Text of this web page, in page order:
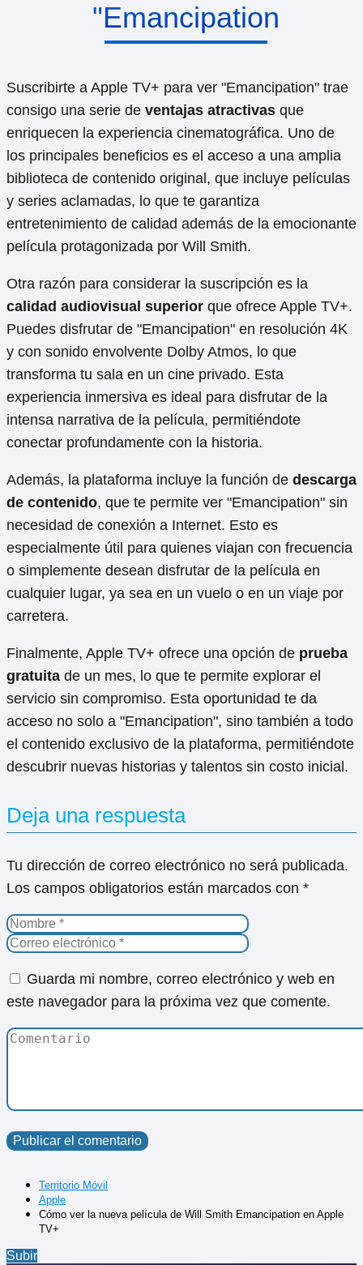
"Emancipation
Suscribirte a Apple TV+ para ver "Emancipation" trae
consigo una serie de ventajas atractivas que
enriquecen la experiencia cinematográfica. Uno de
los principales beneficios es el acceso a una amplia
biblioteca de contenido original, que incluye películas
y series aclamadas, lo que te garantiza
entretenimiento de calidad además de la emocionante
película protagonizada por Will Smith.
Otra razón para considerar la suscripción es la
calidad audiovisual superior que ofrece Apple TV+.
Puedes disfrutar de "Emancipation" en resolución 4K
y con sonido envolvente Dolby Atmos, lo que
transforma tu sala en un cine privado. Esta
experiencia inmersiva es ideal para disfrutar de la
intensa narrativa de la película, permitiéndote
conectar profundamente con la historia.
Además, la plataforma incluye la función de descarga
de contenido, que te permite ver "Emancipation" sin
necesidad de conexión a Internet. Esto es
especialmente útil para quienes viajan con frecuencia
o simplemente desean disfrutar de la película en
cualquier lugar, ya sea en un vuelo o en un viaje por
carretera.
Finalmente, Apple TV+ ofrece una opción de prueba
gratuita de un mes, lo que te permite explorar el
servicio sin compromiso. Esta oportunidad te da
acceso no solo a "Emancipation", sino también a todo
el contenido exclusivo de la plataforma, permitiéndote
descubrir nuevas historias y talentos sin costo inicial.
Deja una respuesta
Tu dirección de correo electrónico no será publicada.
Los campos obligatorios están marcados con *
Guarda mi nombre, correo electrónico y web en
este navegador para la próxima vez que comente.
Territorio Móvil
Apple
Cómo ver la nueva película de Will Smith Emancipation en Apple
TV+
Subir